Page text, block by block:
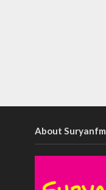
About Suryanfm